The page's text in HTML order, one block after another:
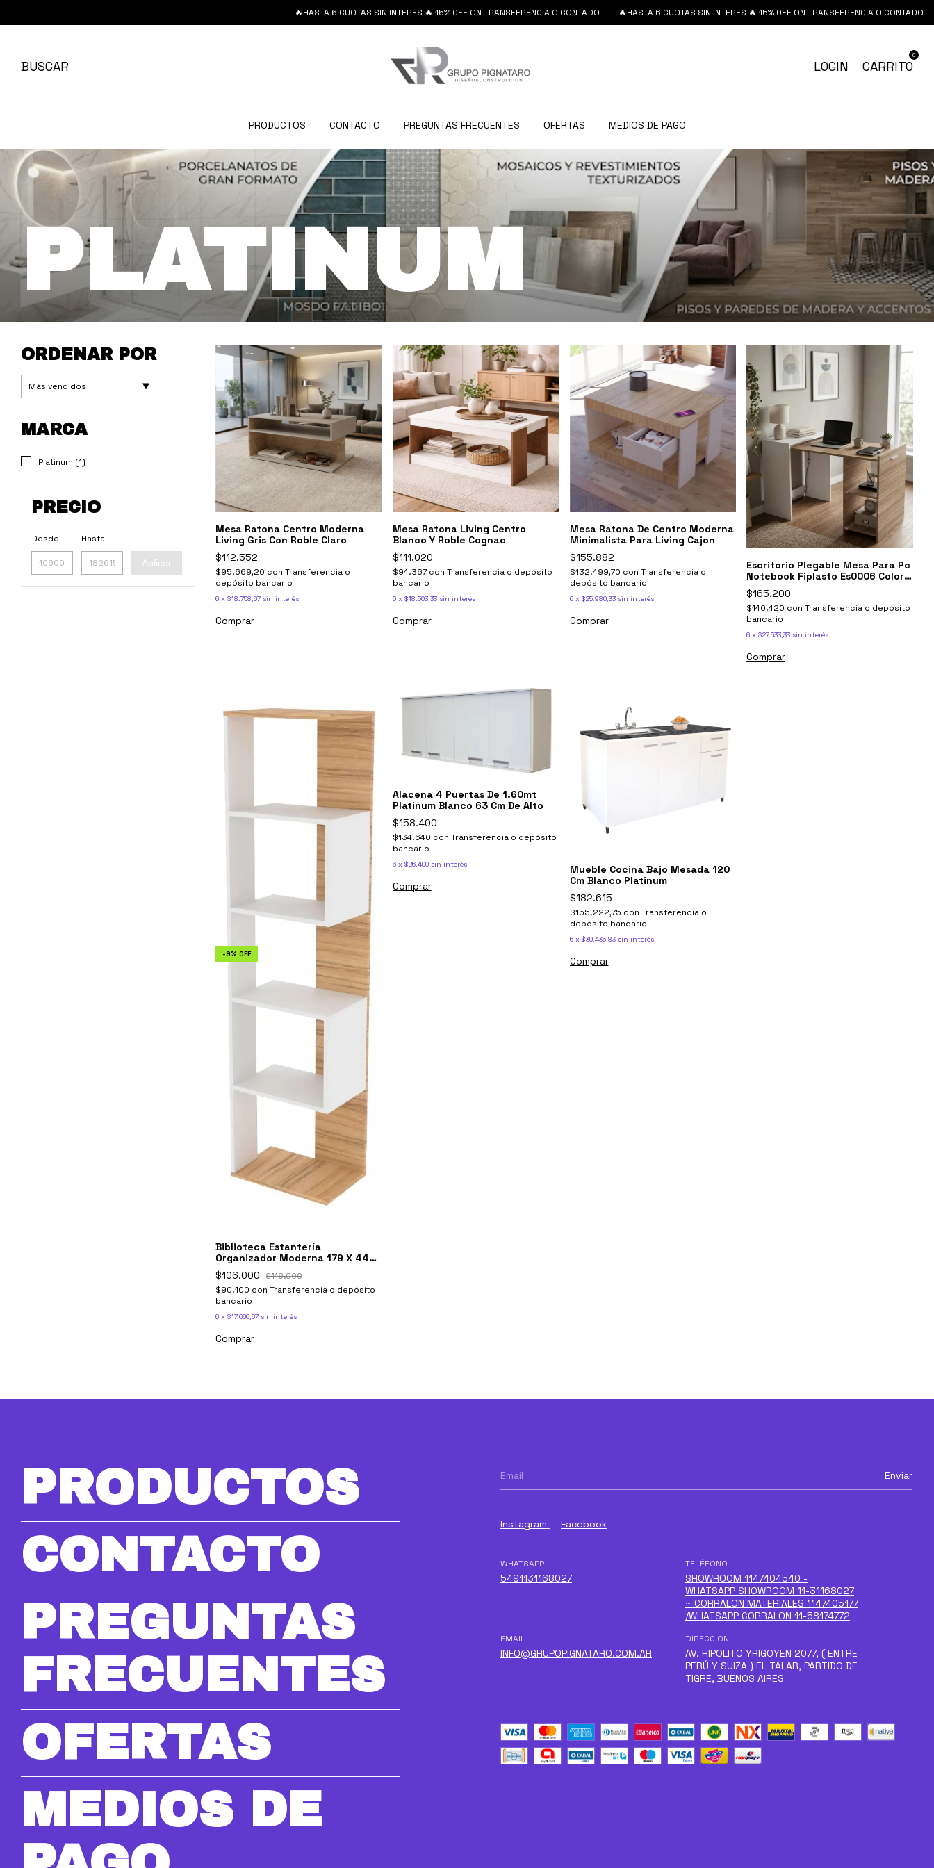
🔥HASTA 6 CUOTAS SIN INTERES 🔥 15% 0FF ON TRANSFERENCIA O CONTADO 🔥HASTA 6 CUOTAS SIN INTERES 🔥 15% 0FF ON TRANSFERENCIA O CONTADO
BUSCAR LOGIN CARRITO
0
PRODUCTOS CONTACTO PREGUNTAS FRECUENTES OFERTAS MEDIOS DE PAGO
PLATINUM
ORDENAR POR
MARCA
Platinum (1)
PRECIO
Desde Hasta
Aplicar
Mesa Ratona Centro Moderna
Living Gris Con Roble Claro
$112.552
$95.669,20 con Transferencia o
depósito bancario
6 x $18.758,67 sin interés
Mesa Ratona Living Centro
Blanco Y Roble Cognac
$111.020
$94.367 con Transferencia o depósito
bancario
6 x $18.503,33 sin interés
Mesa Ratona De Centro Moderna
Minimalista Para Living Cajon
$155.882
$132.499,70 con Transferencia o
depósito bancario
6 x $25.980,33 sin interés
Escritorio Plegable Mesa Para Pc
Notebook Fiplasto Es0006 Color
Blanco Y Coco Blanco/coco
$165.200
$140.420 con Transferencia o depósito
bancario
6 x$27.533,33 sin interés
-9% OFF
Biblioteca Estantería
Organizador Moderna 179 X 44
Cm 6006 Fiplasto
$106.000 $116.000
$90.100 con Transferencia o depósito
bancario
6 x $17.666,67 sin interés
Alacena 4 Puertas De 1.60mt
Platinum Blanco 63 Cm De Alto
$158.400
$134.640 con Transferencia o depósito
bancario
6 x $26.400 sin interés
Mueble Cocina Bajo Mesada 120
Cm Blanco Platinum
$182.615
$155.222,75 con Transferencia o
depósito bancario
6 x $30.435,83 sin interés
PRODUCTOS
CONTACTO
PREGUNTAS
FRECUENTES
OFERTAS
MEDIOS DE
Instagram Facebook
WHATSAPP
5491131168027
TELÉFONO
SHOWROOM 1147404540 -
WHATSAPP SHOWROOM 11-31168027
~ CORRALON MATERIALES 1147405177
/WHATSAPP CORRALON 11-58174772
EMAIL
INFO@GRUPOPIGNATARO.COM.AR
DIRECCIÓN
AV. HIPOLITO YRIGOYEN 2077, ( ENTRE
PERÚ Y SUIZA ) EL TALAR, PARTIDO DE
TIGRE, BUENOS AIRES